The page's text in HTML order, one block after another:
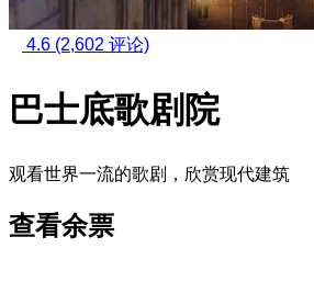
4.6 (2,602 评论)
巴士底歌剧院
观看世界一流的歌剧，欣赏现代建筑
查看余票